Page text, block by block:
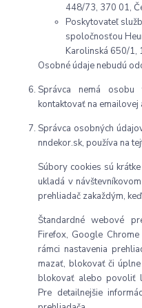
448/73, 370 01,
Poskytovateľ
spoločnosťou
Karolinská 650/1,
Osobné údaje nebudú
Správca nemá osobu
kontaktovať na
Správca osobných
nndekor.sk, používa na
Súbory cookies sú
ukladá v
prehliadač zakaždým,
Štandardné webové
Firefox, Google
rámci nastavenia
mazať, blokovať či
blokovať alebo povoliť
Pre detailnejšie